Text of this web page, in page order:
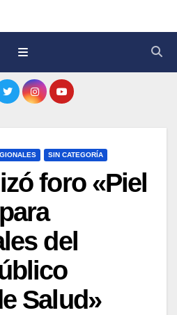
SIN CATEGORÍA
foro «Piel
del
Salud»